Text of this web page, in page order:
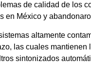
de calidad de los
en México y
altamente
las cuales
sintonizados